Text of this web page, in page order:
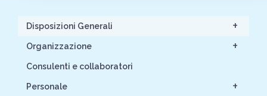
+
Disposizioni Generali
+
Organizzazione
Consulenti e collaboratori
+
Personale